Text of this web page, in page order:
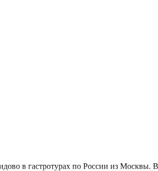
в гастротурах по России из Москвы.